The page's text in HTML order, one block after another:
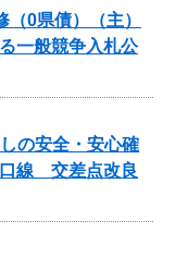
0県債）（主）
一般競争入札公
の安全・安心確
口線 交差点改良